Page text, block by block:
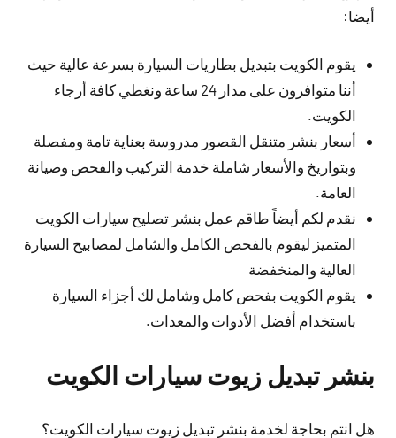
أيضا:
يقوم الكويت بتبديل بطاريات السيارة بسرعة عالية حيث
أننا متوافرون على مدار 24 ساعة ونغطي كافة أرجاء
الكويت.
أسعار بنشر متنقل القصور مدروسة بعناية تامة ومفصلة
وبتواريخ والأسعار شاملة خدمة التركيب والفحص وصيانة
العامة.
نقدم لكم أيضاً طاقم عمل بنشر تصليح سيارات الكويت
المتميز ليقوم بالفحص الكامل والشامل لمصابيح السيارة
العالية والمنخفضة
يقوم الكويت بفحص كامل وشامل لك أجزاء السيارة
باستخدام أفضل الأدوات والمعدات.
بنشر تبديل زيوت سيارات الكويت
هل انتم بحاجة لخدمة بنشر تبديل زيوت سيارات الكويت؟